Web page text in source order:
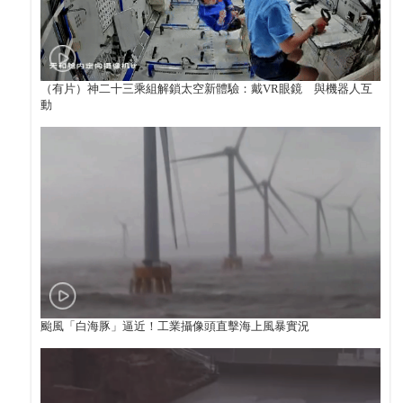
（有片）神二十三乘組解鎖太空新體驗：戴VR眼鏡 與機器人互
動
颱風「白海豚」逼近！工業攝像頭直擊海上風暴實況